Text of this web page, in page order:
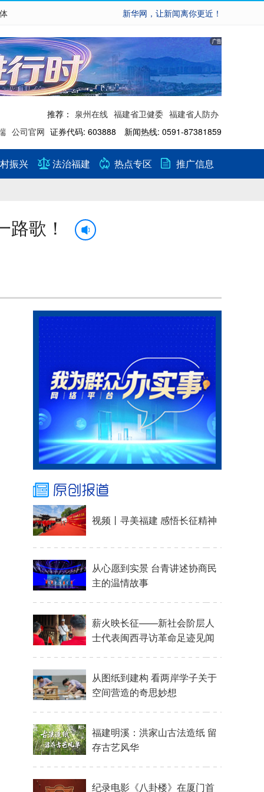
新华网，让新闻离你更近！
推荐： 泉州在线 福建省卫健委 福建省人防办
公司官网 证券代码: 603888 新闻热线: 0591-87381859
振兴 法治福建 热点专区 推广信息
歌！